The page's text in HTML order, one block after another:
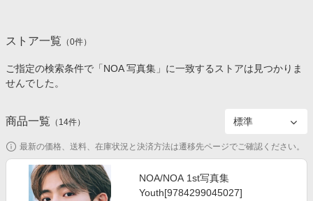
カテゴリー一覧
百貨店・総合ECモール
食品・スイーツ・お酒
コスメ・健康・医薬品
キッズ・ベビー用品
イベント一覧
初回購入者限定特典
対象ストア新規限定特典
新着ストアのご紹介
電子書籍特集
楽天IDでログイン/会員登録
ストア一覧 （0件）
ご指定の検索条件で「NOA 写真集」に一致するストアは見つかりま
せんでした。
商品一覧 （ 14件）
最新の価格、送料、在庫状況と決済方法は遷移先ページでご確認ください。
NOA/NOA 1st写真集
Youth[9784299045027]